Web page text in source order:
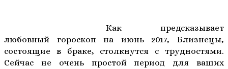
Как предсказывает
любовный гороскоп на июнь 2017, Близнецы,
состоящие в браке, столкнутся с трудностями.
Сейчас не очень простой период для ваших